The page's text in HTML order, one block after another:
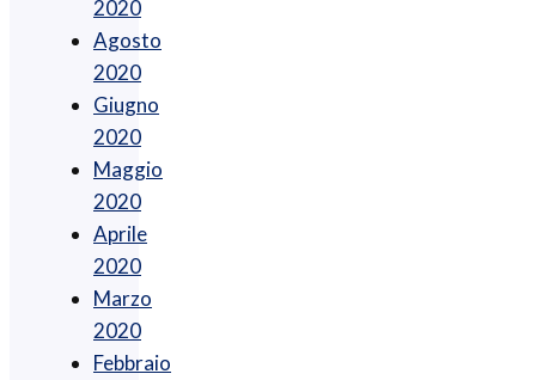
2020
Agosto
2020
Giugno
2020
Maggio
2020
Aprile
2020
Marzo
2020
Febbraio